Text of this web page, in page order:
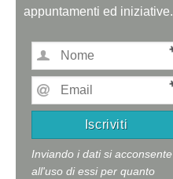
appuntamenti ed iniziative.
Inviando i dati si acconsente
all'uso di essi per quanto